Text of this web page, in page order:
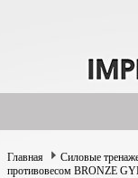
Главная
Силовые
противовесом BRONZE